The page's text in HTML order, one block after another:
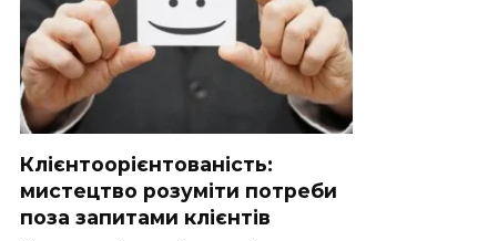
Клієнтоорієнтованість:
мистецтво розуміти потреби
поза запитами клієнтів